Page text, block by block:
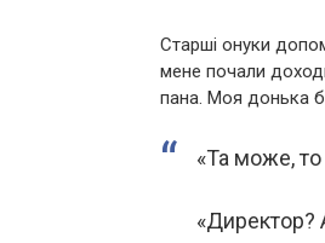
Старші онуки
мене почали
пана. Моя донька
«Та може, то
«Директор?